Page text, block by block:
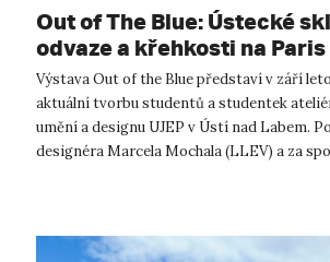
Out of The Blue: Ústecké
odvaze a křehkosti na
Week 2025
Výstava Out of the Blue představí v září
aktuální tvorbu studentů a studentek
umění a designu UJEP v Ústí nad Labem.
designéra Marcela Mochala (LLEV) a za